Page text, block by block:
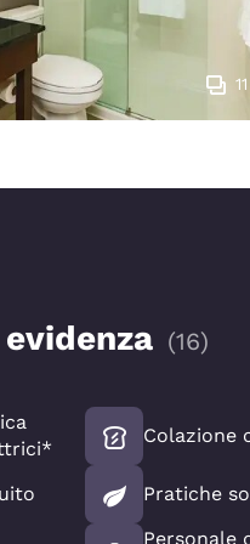
11
(16)
Colazione
Pratiche
Personale